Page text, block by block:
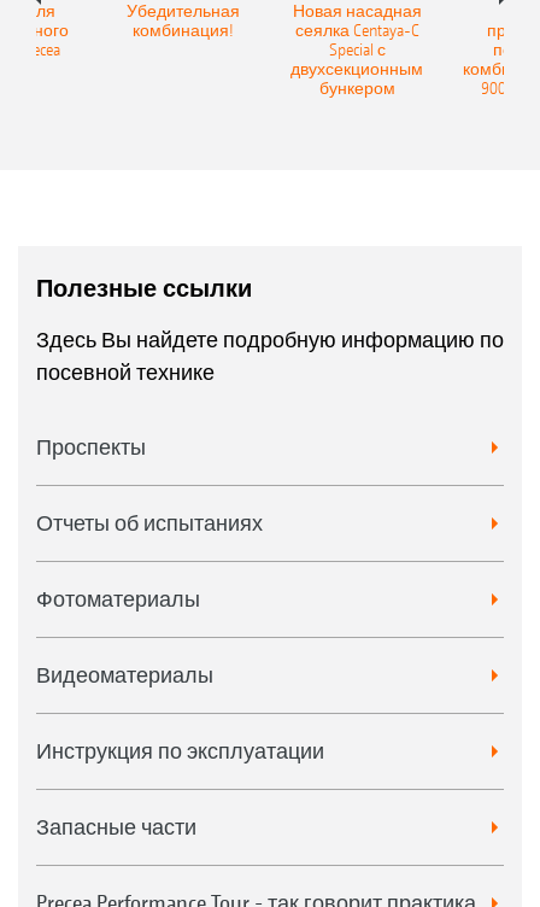
для
точного
Precea
Убедительная
комбинация!
Новая насадная
сеялка Centaya-C
Special с
двухсекционным
бункером
9004-
Полезные ссылки
Здесь Вы найдете подробную информацию по
посевной технике
Проспекты
Отчеты об испытаниях
Фотоматериалы
Видеоматериалы
Инструкция по эксплуатации
Запасные части